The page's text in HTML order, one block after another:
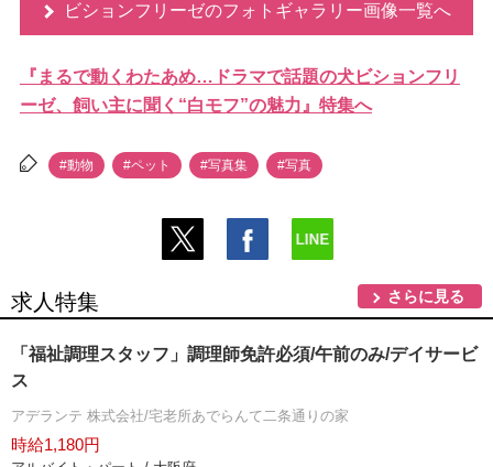
ビションフリーゼのフォトギャラリー画像一覧へ
『まるで動くわたあめ…ドラマで話題の犬ビションフリ
ーゼ、飼い主に聞く“白モフ”の魅力』特集へ
#動物 #ペット #写真集 #写真
求人特集 さらに見る
「福祉調理スタッフ」調理師免許必須/午前のみ/デイサービ
ス
アデランテ 株式会社/宅老所あでらんて二条通りの家
時給1,180円